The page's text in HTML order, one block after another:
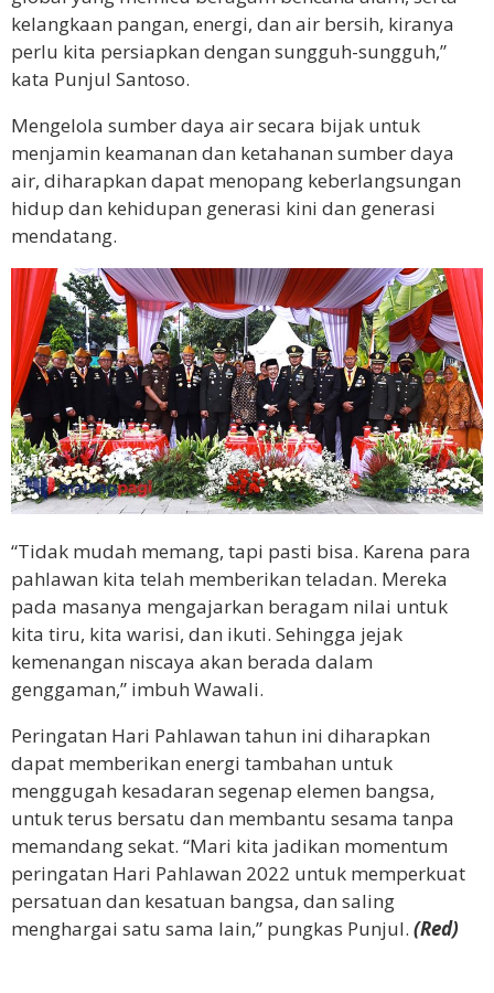
kelangkaan pangan, energi, dan air bersih, kiranya
perlu kita persiapkan dengan sungguh-sungguh,”
kata Punjul Santoso.
Mengelola sumber daya air secara bijak untuk
menjamin keamanan dan ketahanan sumber daya
air, diharapkan dapat menopang keberlangsungan
hidup dan kehidupan generasi kini dan generasi
mendatang.
“Tidak mudah memang, tapi pasti bisa. Karena para
pahlawan kita telah memberikan teladan. Mereka
pada masanya mengajarkan beragam nilai untuk
kita tiru, kita warisi, dan ikuti. Sehingga jejak
kemenangan niscaya akan berada dalam
genggaman,” imbuh Wawali.
Peringatan Hari Pahlawan tahun ini diharapkan
dapat memberikan energi tambahan untuk
menggugah kesadaran segenap elemen bangsa,
untuk terus bersatu dan membantu sesama tanpa
memandang sekat. “Mari kita jadikan momentum
peringatan Hari Pahlawan 2022 untuk memperkuat
persatuan dan kesatuan bangsa, dan saling
menghargai satu sama lain,” pungkas Punjul. (Red)